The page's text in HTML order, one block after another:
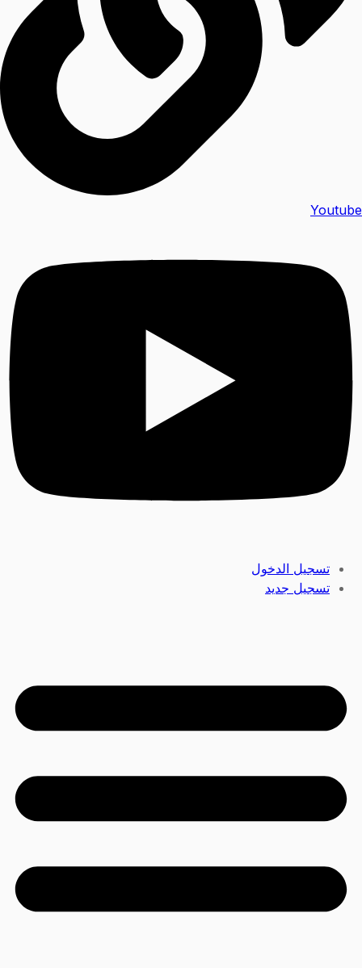
Youtube
تسجيل الدخول
تسجيل جديد